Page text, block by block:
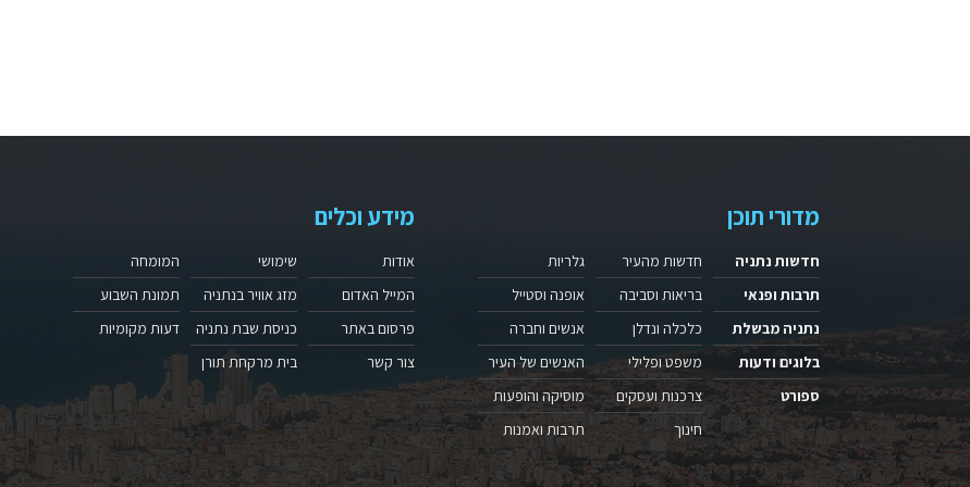
מדורי תוכן
חדשות נתניה
תרבות ופנאי
נתניה מבשלת
בלוגים ודעות
ספורט
חדשות מהעיר
בריאות וסביבה
כלכלה ונדלן
משפט ופלילי
צרכנות ועסקים
חינוך
גלריות
אופנה וסטייל
אנשים וחברה
האנשים של העיר
מוסיקה והופעות
תרבות ואמנות
מידע וכלים
אודות
המייל האדום
פרסום באתר
צור קשר
שימושי
מזג אוויר בנתניה
כניסת שבת נתניה
בית מרקחת תורן
המומחה
תמונת השבוע
דעות מקומיות